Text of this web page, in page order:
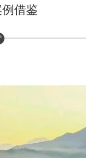
借鉴